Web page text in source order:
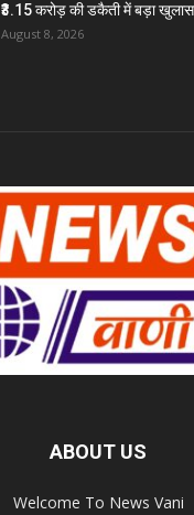
₹3.15 करोड़ की डकैती में बड़ा
August 8, 2026
ABOUT US
Welcome To News Vani